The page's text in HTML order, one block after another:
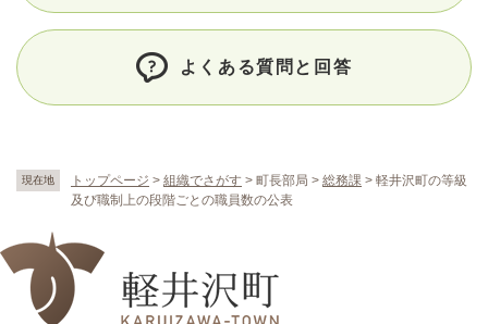
現在地 トップページ > 組織でさがす > 町長部局 > 総務課 > 軽井沢町の等級
及び職制上の段階ごとの職員数の公表
よくある質問と回答